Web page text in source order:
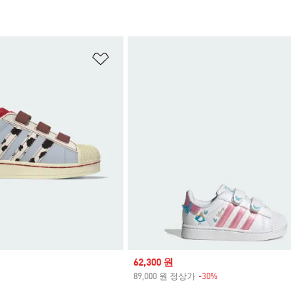
Sale price
62,300 원
89,000 원 정상가 -30%Discount